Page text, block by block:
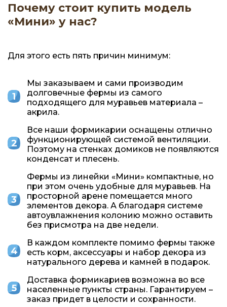
Почему стоит купить модель
«Мини» у нас?
Для этого есть пять причин минимум:
Мы заказываем и сами производим
долговечные фермы из самого
подходящего для муравьев материала –
акрила.
Все наши формикарии оснащены отлично
функционирующей системой вентиляции.
Поэтому на стенках домиков не появляются
конденсат и плесень.
Фермы из линейки «Мини» компактные, но
при этом очень удобные для муравьев. На
просторной арене помещается много
элементов декора. А благодаря системе
автоувлажнения колонию можно оставить
без присмотра на две недели.
В каждом комплекте помимо фермы также
есть корм, аксессуары и набор декора из
натурального дерева и камней в подарок.
Доставка формикариев возможна во все
населенные пункты страны. Гарантируем –
заказ придет в целости и сохранности.